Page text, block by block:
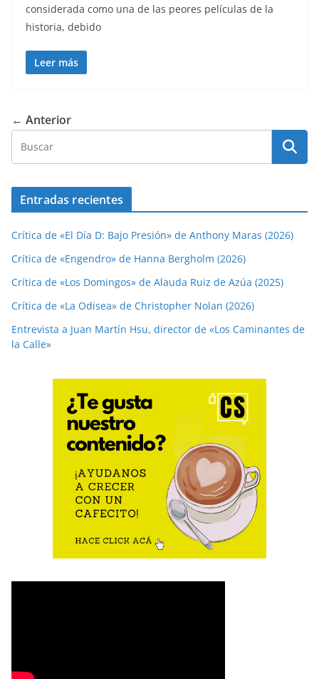
considerada como una de las peores películas de la
historia, debido
Leer más
← Anterior
Entradas recientes
Crítica de «El Día D: Bajo Presión» de Anthony Maras (2026)
Crítica de «Engendro» de Hanna Bergholm (2026)
Crítica de «Los Domingos» de Alauda Ruiz de Azúa (2025)
Crítica de «La Odisea» de Christopher Nolan (2026)
Entrevista a Juan Martín Hsu, director de «Los Caminantes de
la Calle»